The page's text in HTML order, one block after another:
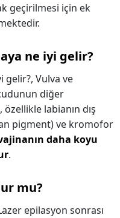
geçirilmesi için ek
ne iyi gelir?
gelir?, Vulva ve
diğer
labianın dış
pigment) ve kromofor
daha koyu
.
mu?
epilasyon sonrası